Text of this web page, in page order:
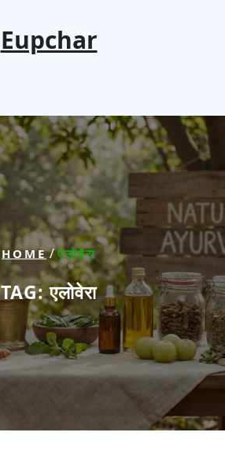
Eupchar
HOME/एलोवेरा
TAG:एलोवेरा